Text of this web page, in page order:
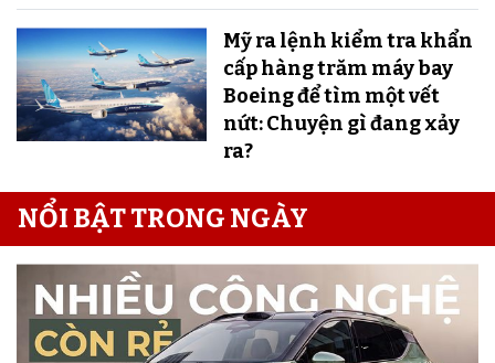
Mỹ ra lệnh kiểm tra khẩn
cấp hàng trăm máy bay
Boeing để tìm một vết
nứt: Chuyện gì đang xảy
ra?
NỔI BẬT TRONG NGÀY